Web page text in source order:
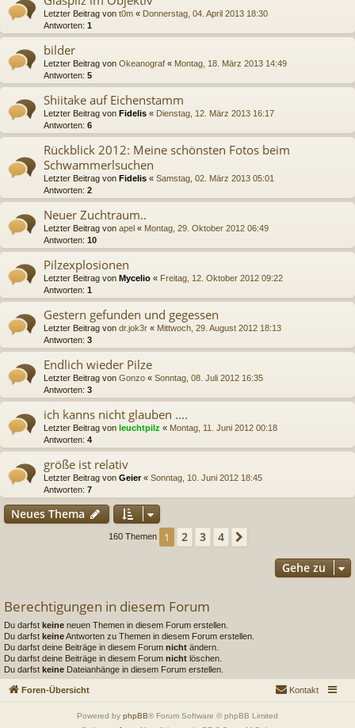
Letzter Beitrag von t0m « Donnerstag, 04. April 2013 18:30
Antworten: 1
bilder
Letzter Beitrag von Okeanograf « Montag, 18. März 2013 14:49
Antworten: 5
Shiitake auf Eichenstamm
Letzter Beitrag von Fidelis « Dienstag, 12. März 2013 16:17
Antworten: 6
Rückblick 2012: Meine schönsten Fotos beim
Schwammerlsuchen
Letzter Beitrag von Fidelis « Samstag, 02. März 2013 05:01
Antworten: 2
Neuer Zuchtraum..
Letzter Beitrag von apel « Montag, 29. Oktober 2012 06:49
Antworten: 10
Pilzexplosionen
Letzter Beitrag von Mycelio « Freitag, 12. Oktober 2012 09:22
Antworten: 1
Gestern gefunden und gegessen
Letzter Beitrag von dr.jok3r « Mittwoch, 29. August 2012 18:13
Antworten: 3
Endlich wieder Pilze
Letzter Beitrag von Gonzo « Sonntag, 08. Juli 2012 16:35
Antworten: 3
ich kanns nicht glauben ....
Letzter Beitrag von leuchtpilz « Montag, 11. Juni 2012 00:18
Antworten: 4
größe ist relativ
Letzter Beitrag von Geier« Sonntag, 10. Juni 2012 18:45
Antworten: 7
Neues Thema
160 Themen 1 2 3 4
Gehe zu
Berechtigungen in diesem Forum
Du darfst keine neuen Themen in diesem Forum erstellen.
Du darfst keineAntworten zu Themen in diesem Forum erstellen.
Du darfst deine Beiträge in diesem Forum nicht ändern.
Du darfst deine Beiträge in diesem Forum nicht löschen.
Du darfst keine Dateianhänge in diesem Forum erstellen.
Foren-Übersicht Kontakt
Powered by phpBB® Forum Software © phpBB Limited